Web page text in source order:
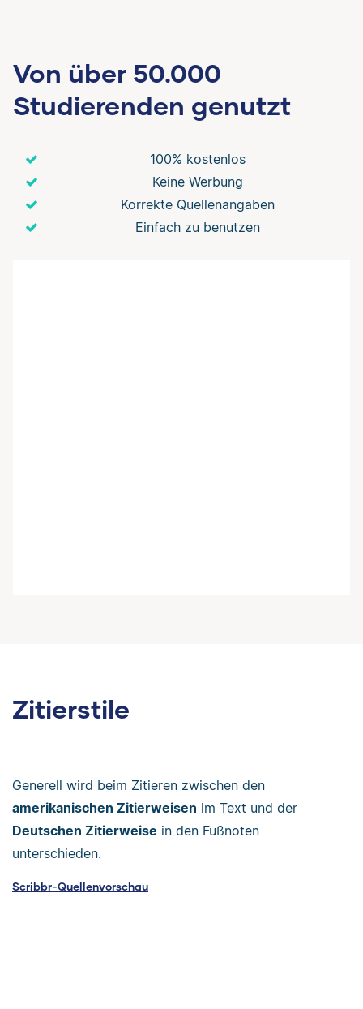
Von über 50.000
Studierenden genutzt
100% kostenlos
Keine Werbung
Korrekte Quellenangaben
Einfach zu benutzen
Zitierstile
Generell wird beim Zitieren zwischen den
amerikanischen Zitierweisen im Text und der
Deutschen Zitierweise in den Fußnoten
unterschieden.
Scribbr-Quellenvorschau